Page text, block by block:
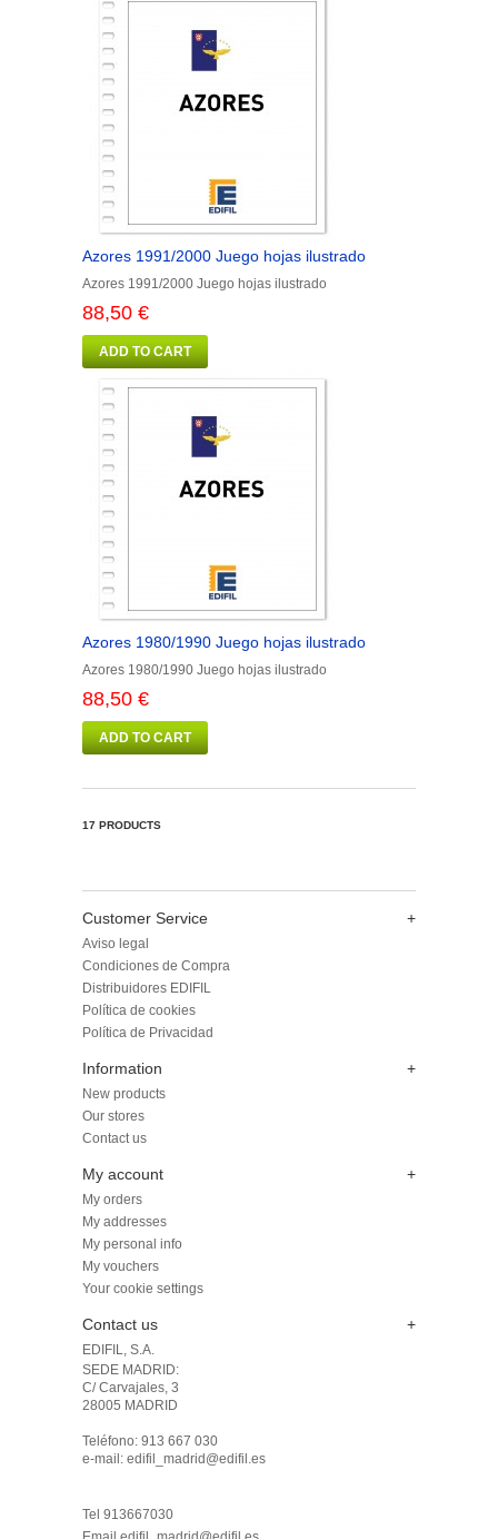
Azores 1991/2000 Juego hojas ilustrado
Azores 1991/2000 Juego hojas ilustrado
88,50 €
ADD TO CART
Azores 1980/1990 Juego hojas ilustrado
Azores 1980/1990 Juego hojas ilustrado
88,50 €
ADD TO CART
17 PRODUCTS
Customer Service +
Aviso legal
Condiciones de Compra
Distribuidores EDIFIL
Política de cookies
Política de Privacidad
Information +
New products
Our stores
Contact us
My account +
My orders
My addresses
My personal info
My vouchers
Your cookie settings
Contact us +
EDIFIL, S.A.
SEDE MADRID:
C/ Carvajales, 3
28005 MADRID
Teléfono: 913 667 030
e-mail: edifil_madrid@edifil.es
Tel 913667030